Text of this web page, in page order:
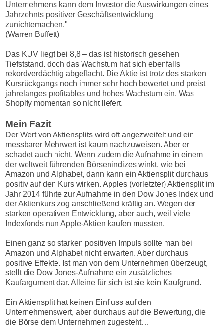
Unternehmens kann dem Investor die Auswirkungen eines
Jahrzehnts positiver Geschäftsentwicklung
zunichtemachen."
(Warren Buffett)
Das KUV liegt bei 8,8 – das ist historisch gesehen
Tiefststand, doch das Wachstum hat sich ebenfalls
rekordverdächtig abgeflacht. Die Aktie ist trotz des starken
Kursrückgangs noch immer sehr hoch bewertet und preist
jahrelanges profitables und hohes Wachstum ein. Was
Shopify momentan so nicht liefert.
Mein Fazit
Der Wert von Aktiensplits wird oft angezweifelt und ein
messbarer Mehrwert ist kaum nachzuweisen. Aber er
schadet auch nicht. Wenn zudem die Aufnahme in einem
der weltweit führenden Börsenindizes winkt, wie bei
Amazon und Alphabet, dann kann ein Aktiensplit durchaus
positiv auf den Kurs wirken. Apples (vorletzter) Aktiensplit im
Jahr 2014 führte zur Aufnahme in den Dow Jones Index und
der Aktienkurs zog anschließend kräftig an. Wegen der
starken operativen Entwicklung, aber auch, weil viele
Indexfonds nun Apple-Aktien kaufen mussten.
Einen ganz so starken positiven Impuls sollte man bei
Amazon und Alphabet nicht erwarten. Aber durchaus
positive Effekte. Ist man von dem Unternehmen überzeugt,
stellt die Dow Jones-Aufnahme ein zusätzliches
Kaufargument dar. Alleine für sich ist sie kein Kaufgrund.
Ein Aktiensplit hat keinen Einfluss auf den
Unternehmenswert, aber durchaus auf die Bewertung, die
die Börse dem Unternehmen zugesteht…